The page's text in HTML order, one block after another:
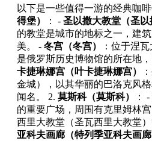
以下是一些值得一游的经典咖
得堡）
： - 圣以撒大教堂（圣以
的教堂是城市的地标之一，建
美。 - 冬宫（冬宫）
：位于涅
是俄罗斯历史博物馆的所在地
卡捷琳娜宫（叶卡捷琳娜宫）
金城），以其华丽的巴洛克风
闻名。 2. 莫斯科（莫斯科） ： -
的重要广场，周围有克里姆林
西里大教堂（圣瓦西里大教堂
亚科夫画廊（特列季亚科夫画廊